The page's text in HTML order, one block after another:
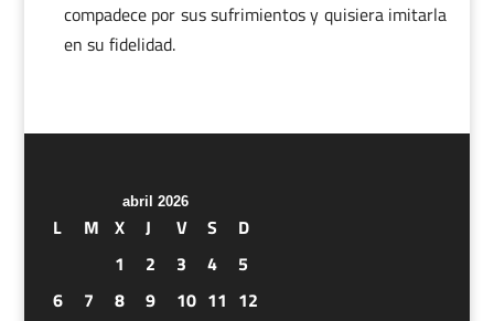
compadece por sus sufrimientos y quisiera imitarla
en su fidelidad.
abril 2026
L M X J V S
D
1
2 3 4
5
6
7 8 9 10 11 12